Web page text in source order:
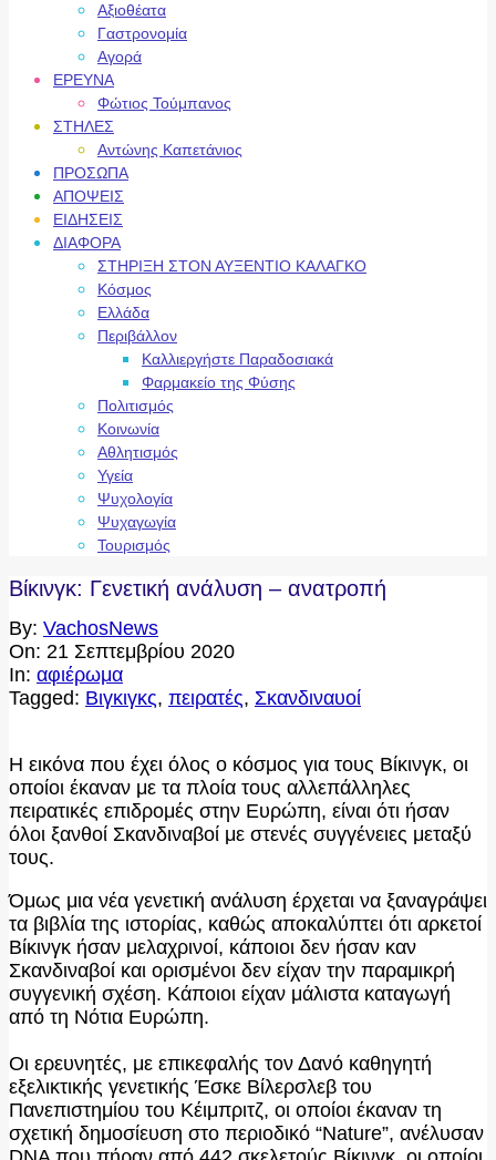
Αξιοθέατα
Γαστρονομία
Αγορά
ΕΡΕΥΝΑ
Φώτιος Τούμπανος
ΣΤΗΛΕΣ
Αντώνης Καπετάνιος
ΠΡΟΣΩΠΑ
ΑΠΟΨΕΙΣ
ΕΙΔΗΣΕΙΣ
ΔΙΑΦΟΡΑ
ΣΤΗΡΙΞΗ ΣΤΟΝ ΑΥΞΕΝΤΙΟ ΚΑΛΑΓΚΟ
Κόσμος
Ελλάδα
Περιβάλλον
Καλλιεργήστε Παραδοσιακά
Φαρμακείο της Φύσης
Πολιτισμός
Κοινωνία
Αθλητισμός
Υγεία
Ψυχολογία
Ψυχαγωγία
Τουρισμός
Βίκινγκ: Γενετική ανάλυση – ανατροπή
By: VachosNews
On: 21 Σεπτεμβρίου 2020
In: αφιέρωμα
Tagged: Βιγκιγκς, πειρατές, Σκανδιναυοί
Η εικόνα που έχει όλος ο κόσμος για τους Βίκινγκ, οι
οποίοι έκαναν με τα πλοία τους αλλεπάλληλες
πειρατικές επιδρομές στην Ευρώπη, είναι ότι ήσαν
όλοι ξανθοί Σκανδιναβοί με στενές συγγένειες μεταξύ
τους.
Όμως μια νέα γενετική ανάλυση έρχεται να ξαναγράψει
τα βιβλία της ιστορίας, καθώς αποκαλύπτει ότι αρκετοί
Βίκινγκ ήσαν μελαχρινοί, κάποιοι δεν ήσαν καν
Σκανδιναβοί και ορισμένοι δεν είχαν την παραμικρή
συγγενική σχέση. Κάποιοι είχαν μάλιστα καταγωγή
από τη Νότια Ευρώπη.
Οι ερευνητές, με επικεφαλής τον Δανό καθηγητή
εξελικτικής γενετικής Έσκε Βίλερσλεβ του
Πανεπιστημίου του Κέιμπριτζ, οι οποίοι έκαναν τη
σχετική δημοσίευση στο περιοδικό “Nature”, ανέλυσαν